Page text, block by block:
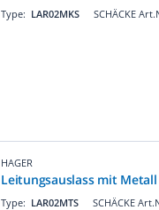
SCHÄCKE
Type: LAR02MKS
HAGER
Leitungsauslass mit
SCHÄCKE
Type: LAR02MTS